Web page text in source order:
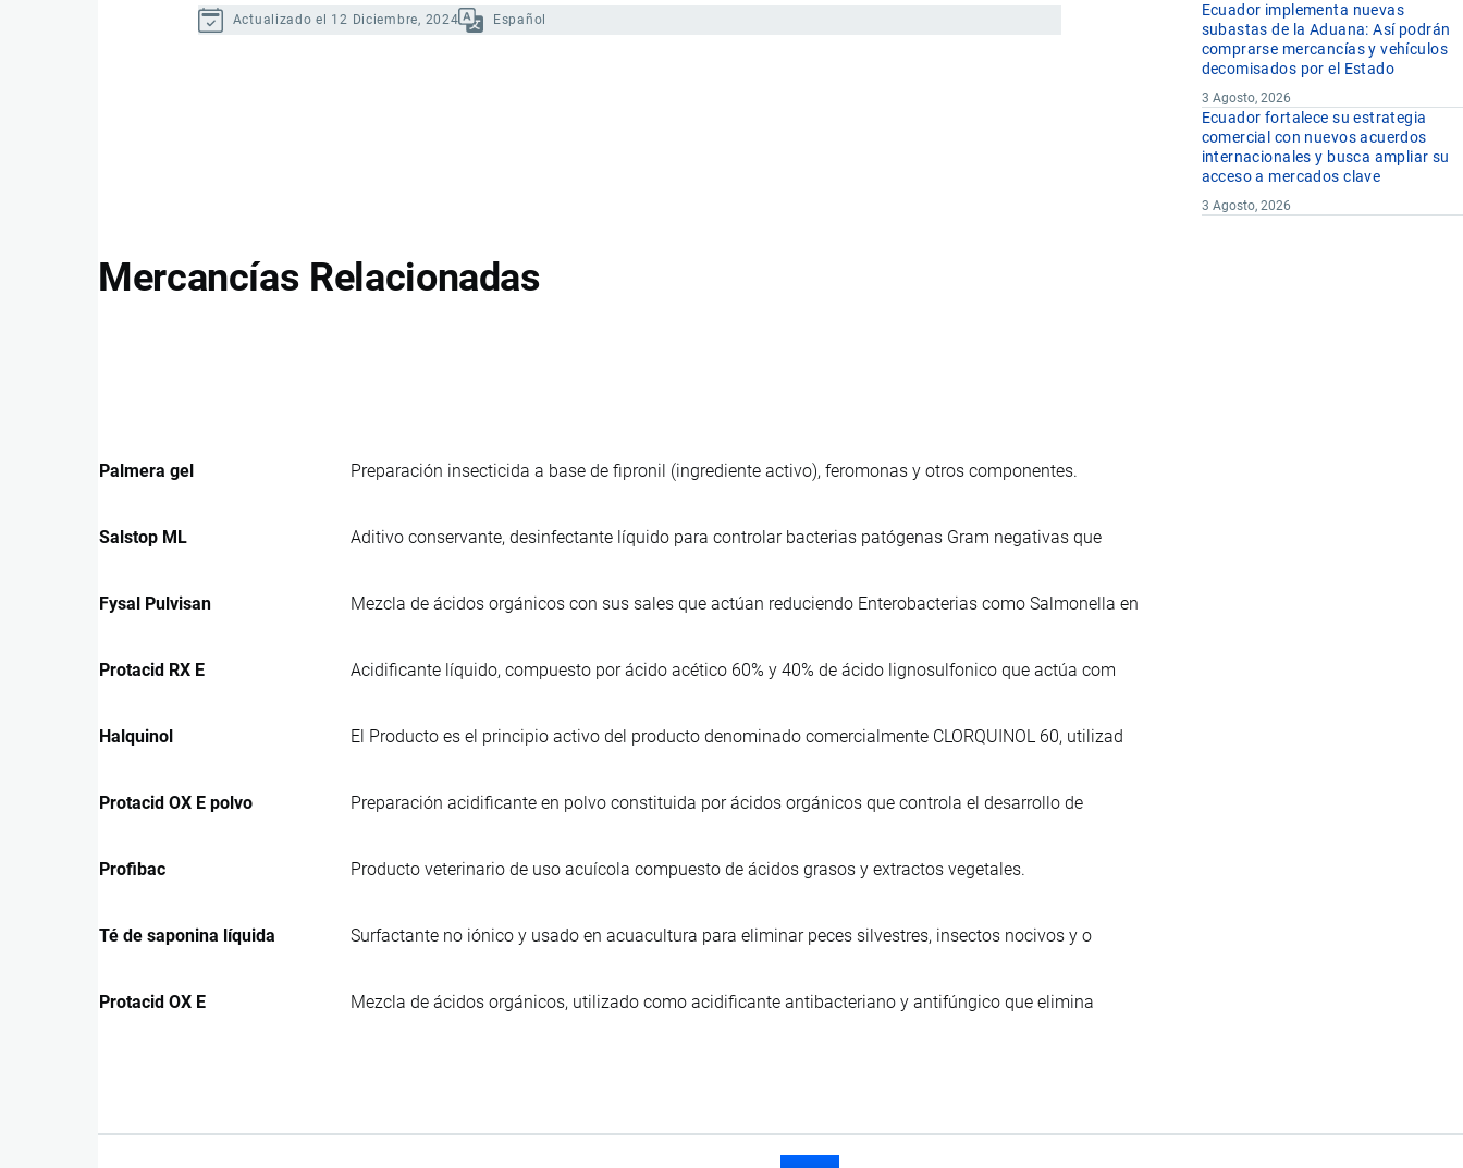
Actualizado el 12 Diciembre, 2024 Español
Ecuador implementa nuevas
subastas de la Aduana: Así podrán
comprarse mercancías y vehículos
decomisados por el Estado
3 Agosto, 2026
Ecuador fortalece su estrategia
comercial con nuevos acuerdos
internacionales y busca ampliar su
acceso a mercados clave
3 Agosto, 2026
Mercancías Relacionadas
Palmera gel Preparación insecticida a base de fipronil (ingrediente activo), feromonas y otros componentes.
Salstop ML Aditivo conservante, desinfectante líquido para controlar bacterias patógenas Gram negativas que
Fysal Pulvisan Mezcla de ácidos orgánicos con sus sales que actúan reduciendo Enterobacterias como Salmonella en
Protacid RX E Acidificante líquido, compuesto por ácido acético 60% y 40% de ácido lignosulfonico que actúa com
Halquinol El Producto es el principio activo del producto denominado comercialmente CLORQUINOL 60, utilizad
Protacid OX E polvo Preparación acidificante en polvo constituida por ácidos orgánicos que controla el desarrollo de
Profibac Producto veterinario de uso acuícola compuesto de ácidos grasos y extractos vegetales.
Té de saponina líquida Surfactante no iónico y usado en acuacultura para eliminar peces silvestres, insectos nocivos y o
Protacid OX E Mezcla de ácidos orgánicos, utilizado como acidificante antibacteriano y antifúngico que elimina